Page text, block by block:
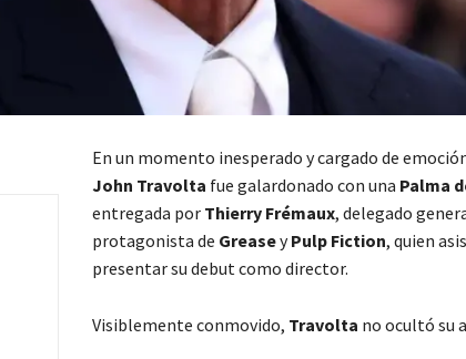
En un momento inesperado y cargado de
John Travolta fue galardonado con una Palma
entregada por Thierry Frémaux, delegado
protagonista de GreaseyPulp Fiction, quien
presentar su debut como director.
Visiblemente conmovido, Travolta no ocultó su